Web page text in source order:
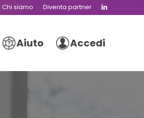
Chi siamo Diventa partner
Aiuto Accedi